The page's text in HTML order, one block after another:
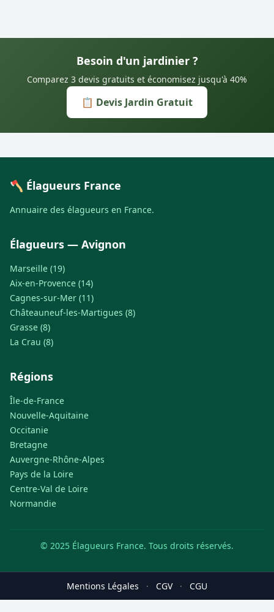
Besoin d'un jardinier ?
Comparez 3 devis gratuits et économisez jusqu'à 40%
📋 Devis Jardin Gratuit
🪓 Élagueurs France
Annuaire des élagueurs en France.
Élagueurs — Avignon
Marseille (19)
Aix-en-Provence (14)
Cagnes-sur-Mer (11)
Châteauneuf-les-Martigues (8)
Grasse (8)
La Crau (8)
Régions
Île-de-France
Nouvelle-Aquitaine
Occitanie
Bretagne
Auvergne-Rhône-Alpes
Pays de la Loire
Centre-Val de Loire
Normandie
© 2025 Élagueurs France. Tous droits réservés.
Mentions Légales · CGV · CGU